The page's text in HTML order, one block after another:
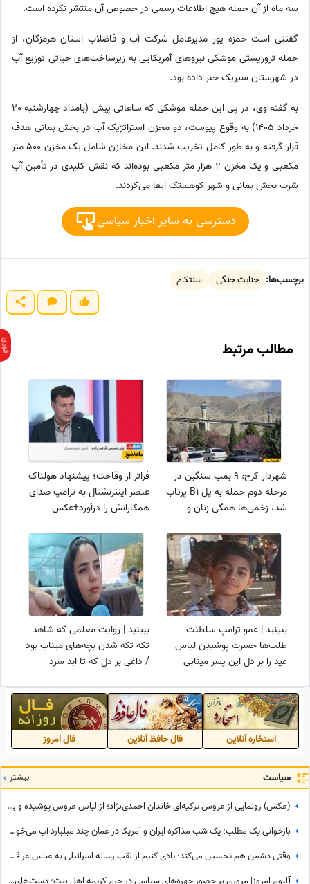
سه ماه از آن حمله هیچ اطلاعات رسمی در خصوص آن منتشر نکرده است.
گفتنی است حمزه پور مدیرعامل شرکت آب و فاضلاب استان هرمزگان، از
حمله تروریستی موشکی نیروهای آمریکایی به زیرساخت‌های حیاتی توزیع آب
در شهرستان سیریک خبر داده بود.
به گفته وی، در پی این حمله موشکی که ساعاتی پیش (بامداد چهارشنبه 20
خرداد 1405) به وقوع پیوست، دو مخزن استراتژیک آب در بخش بمانی هدف
قرار گرفته و به طور کامل تخریب شدند. این مخازن شامل یک مخزن 500 متر
مکعبی و یک مخزن 2 هزار متر مکعبی بوده‌اند که نقش کلیدی در تأمین آب
شرب بخش بمانی و شهر کوهستک ایفا می‌کردند.
دسترسی به سایر اخبار سیاسی
برچسب‌ها: جنایت جنگی سنتکام
مطالب مرتبط
شهردار کرج: 9 بمب سنگین در
مرحله دوم حمله به پل B1 پرتاب
شد، زخمی‌ها همگی زنان و
نیروی نظامی
فراتر از وقاحت؛ پیشنهاد هولناک
عنصر اینترنشنال به ترامپ صدای
همکارانش را درآورد+عکس
ببینید | عمو ترامپ سلطنت
طلب‌ها حسرت پوشیدن لباس
عید را بر دل این پسر مینابی
می‌خوابید؟
ببینید | روایت معلمی که شاهد
تکه تکه شدن بچه‌های میناب بود
/ داغی بر دل که تا ابد سرد
استخاره آنلاین فال حافظ آنلاین فال امروز
سیاست بیشتر
(عکس) رونمایی از عروس ترکیه‌ای خاندان احمدی‌نژاد؛ از لباس عروس پوشیده و با شنل دور توری تا...
بازخوانی یک مطلب؛ یک شب مذاکره ایران و آمریکا در عمان چند میلیارد آب می‌خورد؟
وقتی دشمن هم تحسین می‌کند؛ یادی کنیم از لقب رسانه اسرائیلی به عباس عراقچی پس از مذاکره با آمریکا+عکس
آلبوم امروز| مروری بر حضور چهره‌های سیاسی در حرم کریمه اهل بیت؛ دست‌های خسته سیاستمداران، گره‌خورده به ضریح امید